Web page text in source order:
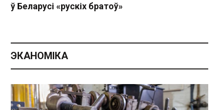
ў Беларусі «рускіх братоў»
ЭКАНОМІКА